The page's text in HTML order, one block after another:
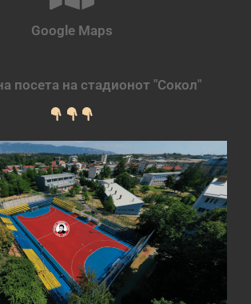
Google Maps
посета на стадионот "Сокол"